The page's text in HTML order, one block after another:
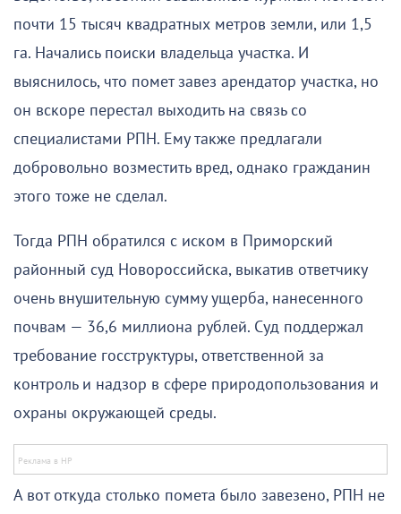
почти 15 тысяч квадратных метров земли, или 1,5
га. Начались поиски владельца участка. И
выяснилось, что помет завез арендатор участка, но
он вскоре перестал выходить на связь со
специалистами РПН. Ему также предлагали
добровольно возместить вред, однако гражданин
этого тоже не сделал.
Тогда РПН обратился с иском в Приморский
районный суд Новороссийска, выкатив ответчику
очень внушительную сумму ущерба, нанесенного
почвам — 36,6 миллиона рублей. Суд поддержал
требование госструктуры, ответственной за
контроль и надзор в сфере природопользования и
охраны окружающей среды.
А вот откуда столько помета было завезено, РПН не